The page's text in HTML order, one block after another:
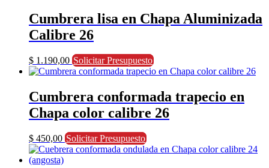
Cumbrera lisa en Chapa Aluminizada
Calibre 26
$ 1.190,00 Solicitar Presupuesto
Cumbrera conformada trapecio en
Chapa color calibre 26
$ 450,00 Solicitar Presupuesto